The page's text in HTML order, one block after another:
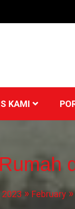
KAMI
2023 February